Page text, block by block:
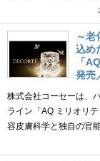
～
込め
「
発売
株式会社コーセーは、
ライン「AQ ミリオリ
容皮膚科学と独自の官